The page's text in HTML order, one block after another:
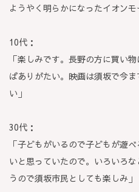
ようやく明らかになったイオンモ
10代：
「楽しみです。長野の方に買い
ばありがたい。映画は須坂で今
い」
30代：
「子どもがいるので子どもが遊
いと思っていたので。いろいろ
うので須坂市民としても楽しみ」